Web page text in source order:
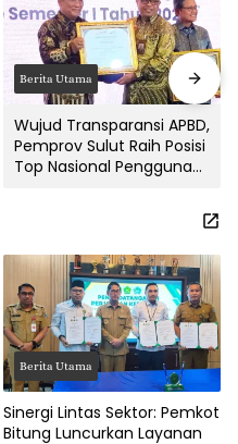
Berita Utama
Wujud Transparansi APBD,
Pemprov Sulut Raih Posisi
Top Nasional Pengguna
Berita Utama
Sinergi Lintas Sektor: Pemkot
Bitung Luncurkan Layanan